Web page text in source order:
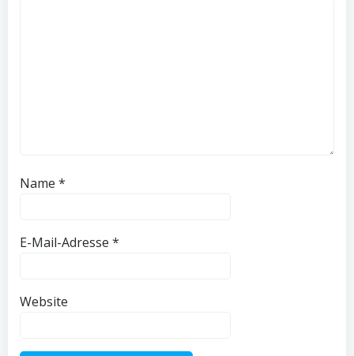
Name *
E-Mail-Adresse *
Website